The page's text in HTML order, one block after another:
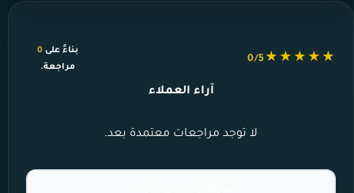
★★★★★
0/5
بناءً على 0
مراجعة.
آراء العملاء
لا توجد مراجعات معتمدة بعد.